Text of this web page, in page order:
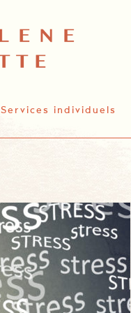
Services individuels